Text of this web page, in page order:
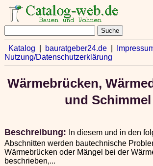
Katalog bauratgeber24.de|
Nutzung/Datenschutzerklärung
Wärmebrücken,
und Schimmel
Beschreibung:
In diesem und in den
Abschnitten werden bautechnische
Wärmebrücken oder Mängel bei der
beschrieben,...